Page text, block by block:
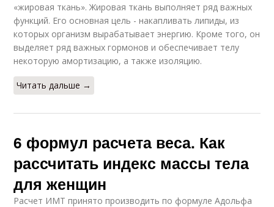
«жировая ткань». Жировая ткань выполняет ряд важных
функций. Его основная цель - накапливать липиды, из
которых организм вырабатывает энергию. Кроме того, он
выделяет ряд важных гормонов и обеспечивает телу
некоторую амортизацию, а также изоляцию.
Читать дальше →
6 формул расчета веса. Как
рассчитать индекс массы тела
для женщин
Расчет ИМТ принято производить по формуле Адольфа